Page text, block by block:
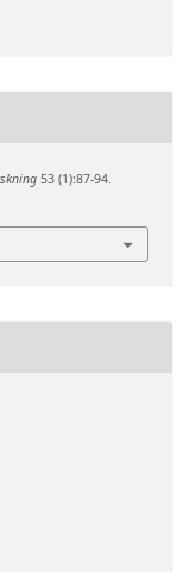
53 (1):87-94.